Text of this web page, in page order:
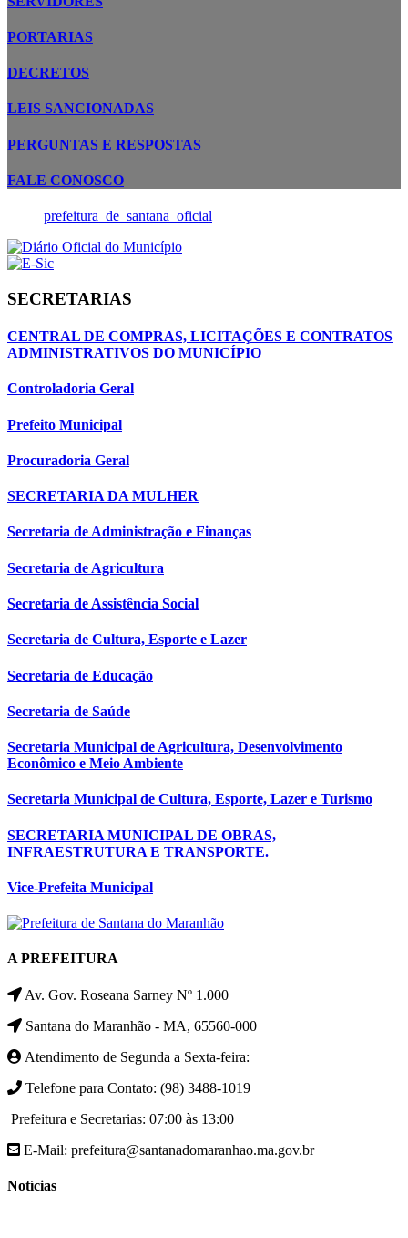
PORTARIAS
DECRETOS
LEIS SANCIONADAS
PERGUNTAS E RESPOSTAS
FALE CONOSCO
prefeitura_de_santana_oficial
SECRETARIAS
CENTRAL DE COMPRAS, LICITAÇÕES E CONTRATOS
ADMINISTRATIVOS DO MUNICÍPIO
Controladoria Geral
Prefeito Municipal
Procuradoria Geral
SECRETARIA DA MULHER
Secretaria de Administração e Finanças
Secretaria de Agricultura
Secretaria de Assistência Social
Secretaria de Cultura, Esporte e Lazer
Secretaria de Educação
Secretaria de Saúde
Secretaria Municipal de Agricultura, Desenvolvimento
Econômico e Meio Ambiente
Secretaria Municipal de Cultura, Esporte, Lazer e Turismo
SECRETARIA MUNICIPAL DE OBRAS,
INFRAESTRUTURA E TRANSPORTE.
Vice-Prefeita Municipal
A PREFEITURA
Av. Gov. Roseana Sarney Nº 1.000
Santana do Maranhão - MA, 65560-000
Atendimento de Segunda a Sexta-feira:
Telefone para Contato: (98) 3488-1019
Prefeitura e Secretarias: 07:00 às 13:00
E-Mail: prefeitura@santanadomaranhao.ma.gov.br
Notícias